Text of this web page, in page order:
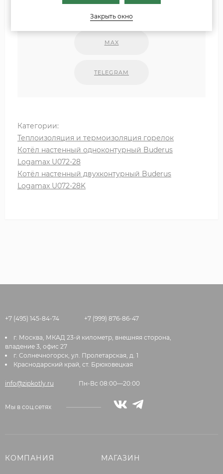
INFO@ZIPKOTLY.RU
MAX
TELEGRAM
Категории:
Теплоизоляция и термоизоляция горелок
Котёл настенный одноконтурный Buderus
Logamax U072-28
Котёл настенный двухконтурный Buderus
Logamax U072-28K
+7 (495) 145-84-74 +7 (999) 876-86-47
г. Москва, МКАД 23-й километр, внешняя сторона,
владение 3, офис 27
г. Солнечногорск, ул. Пролетарская, д. 1
Краснодарский край, ст. Брюховецкая
info@zipkotly.ru Пн-Вс 08:00—20:00
Мы в соц.сетях
КОМПАНИЯ МАГАЗИН
Закрыть окно